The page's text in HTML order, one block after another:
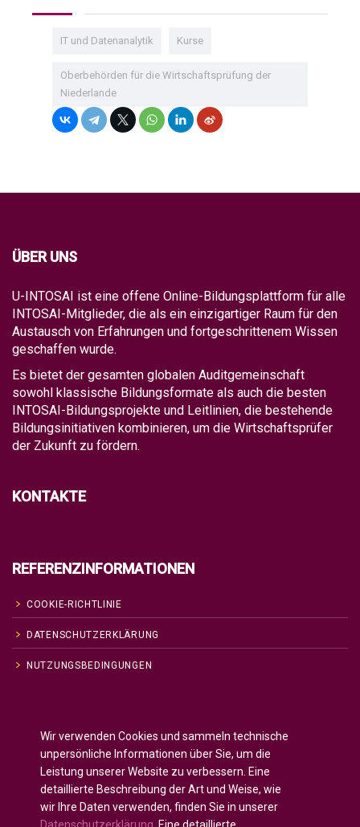
IT und Datenanalytik Kurse
Oberbehörden für die Wirtschaftsprüfung der
Niederlande
ÜBER UNS
U-INTOSAI ist eine offene Online-Bildungsplattform für alle
INTOSAI-Mitglieder, die als ein einzigartiger Raum für den
Austausch von Erfahrungen und fortgeschrittenem Wissen
geschaffen wurde.
Es bietet der gesamten globalen Auditgemeinschaft
sowohl klassische Bildungsformate als auch die besten
INTOSAI-Bildungsprojekte und Leitlinien, die bestehende
Bildungsinitiativen kombinieren, um die Wirtschaftsprüfer
der Zukunft zu fördern.
KONTAKTE
REFERENZINFORMATIONEN
COOKIE-RICHTLINIE
DATENSCHUTZERKLÄRUNG
NUTZUNGSBEDINGUNGEN
Русский( Russisch)
Español(Spanisch)
Français( Französisch)
Wir verwenden Cookies und sammeln technische
unpersönliche Informationen über Sie, um die
Leistung unserer Website zu verbessern. Eine
detaillierte Beschreibung der Art und Weise, wie
wir Ihre Daten verwenden, finden Sie in unserer